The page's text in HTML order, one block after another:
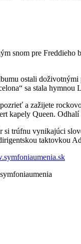
snom pre Freddieho
ostali
sa stala
a zažijete
kapely Queen.
si trúfnu vynikajúci
taktovkou